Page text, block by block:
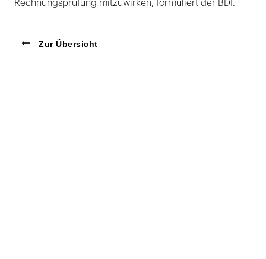
Rechnungsprüfung mitzuwirken, formuliert der BDI.
Zur Übersicht